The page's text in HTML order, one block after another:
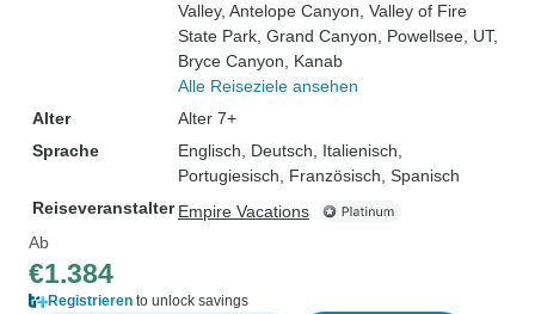
Valley, Antelope Canyon , Valley of Fire
State Park , Grand Canyon , Powellsee, UT,
Bryce Canyon , Kanab
Alle Reiseziele ansehen
Alter
Alter 7+
Sprache
Englisch, Deutsch, Italienisch,
Portugiesisch, Französisch, Spanisch
Reiseveranstalter Empire Vacations
Ab
€1.384
Registrieren to unlock savings